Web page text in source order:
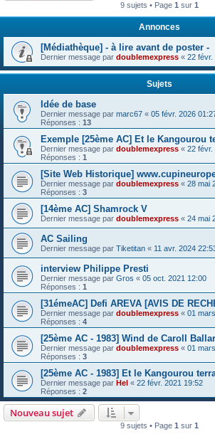
9 sujets • Page 1 sur 1
Annonces
[Médiathèque] - à lire avant de poster -
Dernier message par doublemexpress « 22 févr.
Sujets
Idée de base
Dernier message par marc67 « 05 févr. 2026
Réponses : 13
Exemple [25ème AC] Et le Kangourou
Dernier message par doublemexpress « 22 févr.
Réponses : 1
[Site Web Historique]
Dernier message par doublemexpress « 28 mai
Réponses : 3
[14ème AC] Shamrock V
Dernier message par doublemexpress « 24 mai
AC Sailing
Dernier message par Tiketitan « 11 avr. 2024
interview Philippe Presti
Dernier message par Gros « 05 oct. 2021 12:00
Réponses : 1
[31émeAC] Defi AREVA [AVIS DE
Dernier message par doublemexpress « 01
Réponses : 4
[25ème AC - 1983] Wind de Caroll
Dernier message par doublemexpress « 01
Réponses : 3
[25ème AC - 1983] Et le Kangourou
Dernier message par Hel « 22 févr. 2021 19:52
Réponses : 2
Nouveau sujet
9 sujets • Page 1 sur 1